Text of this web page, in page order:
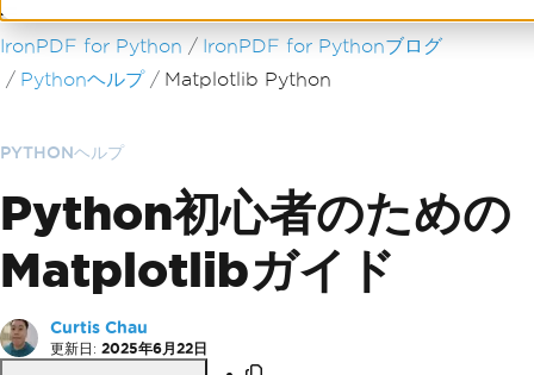
フッターコンテンツにスキップ
IronPDF for Python
IronPDF for Pythonブログ
Pythonヘルプ
Matplotlib Python
PYTHONヘルプ
Python初心者のための
Matplotlibガイド
Curtis Chau
更新日: 2025年6月22日